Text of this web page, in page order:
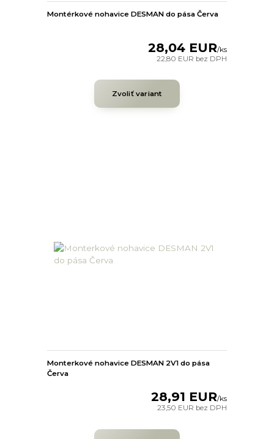
Montérkové nohavice DESMAN do pása Červa
28,04 EUR/ks
22,80 EUR bez DPH
Zvoliť variant
Monterkové nohavice DESMAN 2V1 do pása
Červa
28,91 EUR/ks
23,50 EUR bez DPH